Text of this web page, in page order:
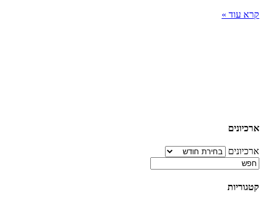
קרא עוד »
ארכיונים
ארכיונים
קטגוריות